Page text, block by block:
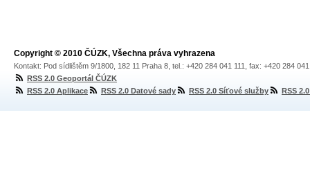
Copyright © 2010 ČÚZK, Všechna práva vyhrazena
Kontakt: Pod sídlištěm 9/1800, 182 11 Praha 8, tel.: +420 284 041 111, fax: +420 284
RSS 2.0 Geoportál ČÚZK
RSS 2.0 Aplikace
RSS 2.0 Datové sady RSS 2.0 Síťové služby RSS